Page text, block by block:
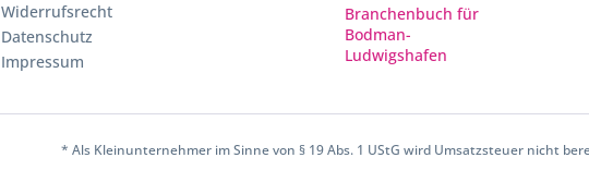
Widerrufsrecht
Datenschutz
Impressum
* Als Kleinunternehmer im Sinne von § 19 Abs. 1 UStG wird Umsatzsteuer nicht